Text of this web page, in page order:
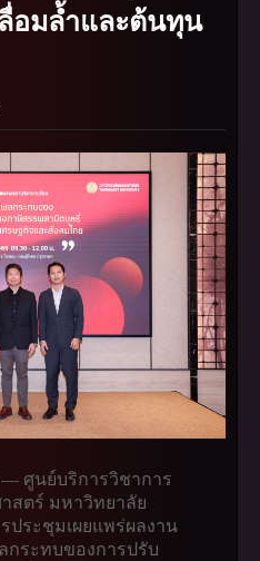
อมล้ำและต้นทุน
— ศูนย์บริการวิชาการ
สตร์ มหาวิทยาลัย
ประชุมเผยแพร่ผลงาน
กระทบของการปรับ